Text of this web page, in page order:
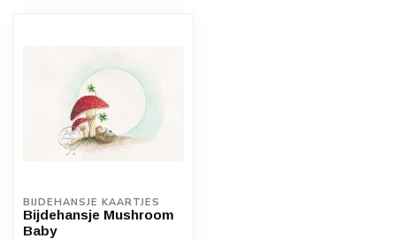
BIJDEHANSJE KAARTJES
Bijdehansje Mushroom
Baby